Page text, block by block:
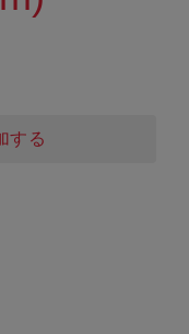
する